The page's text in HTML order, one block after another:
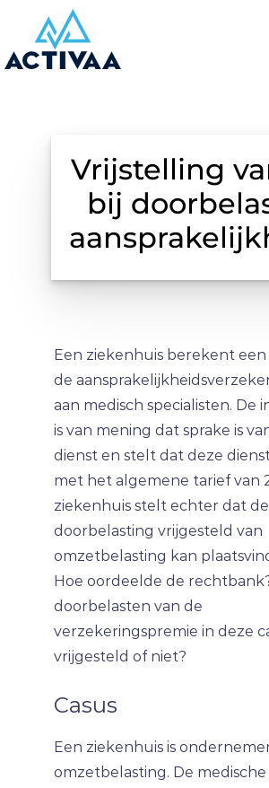
Vrijstelling
bij
Een ziekenhuis berekent een
de
aan medisch specialisten. De
is van mening dat sprake is
dienst en stelt dat deze
met het algemene tarief van
ziekenhuis stelt echter dat de
doorbelasting vrijgesteld van
omzetbelasting kan
Hoe oordeelde de
doorbelasten van de
verzekeringspremie in deze
vrijgesteld of niet?
Casus
Een ziekenhuis is
omzetbelasting. De medische